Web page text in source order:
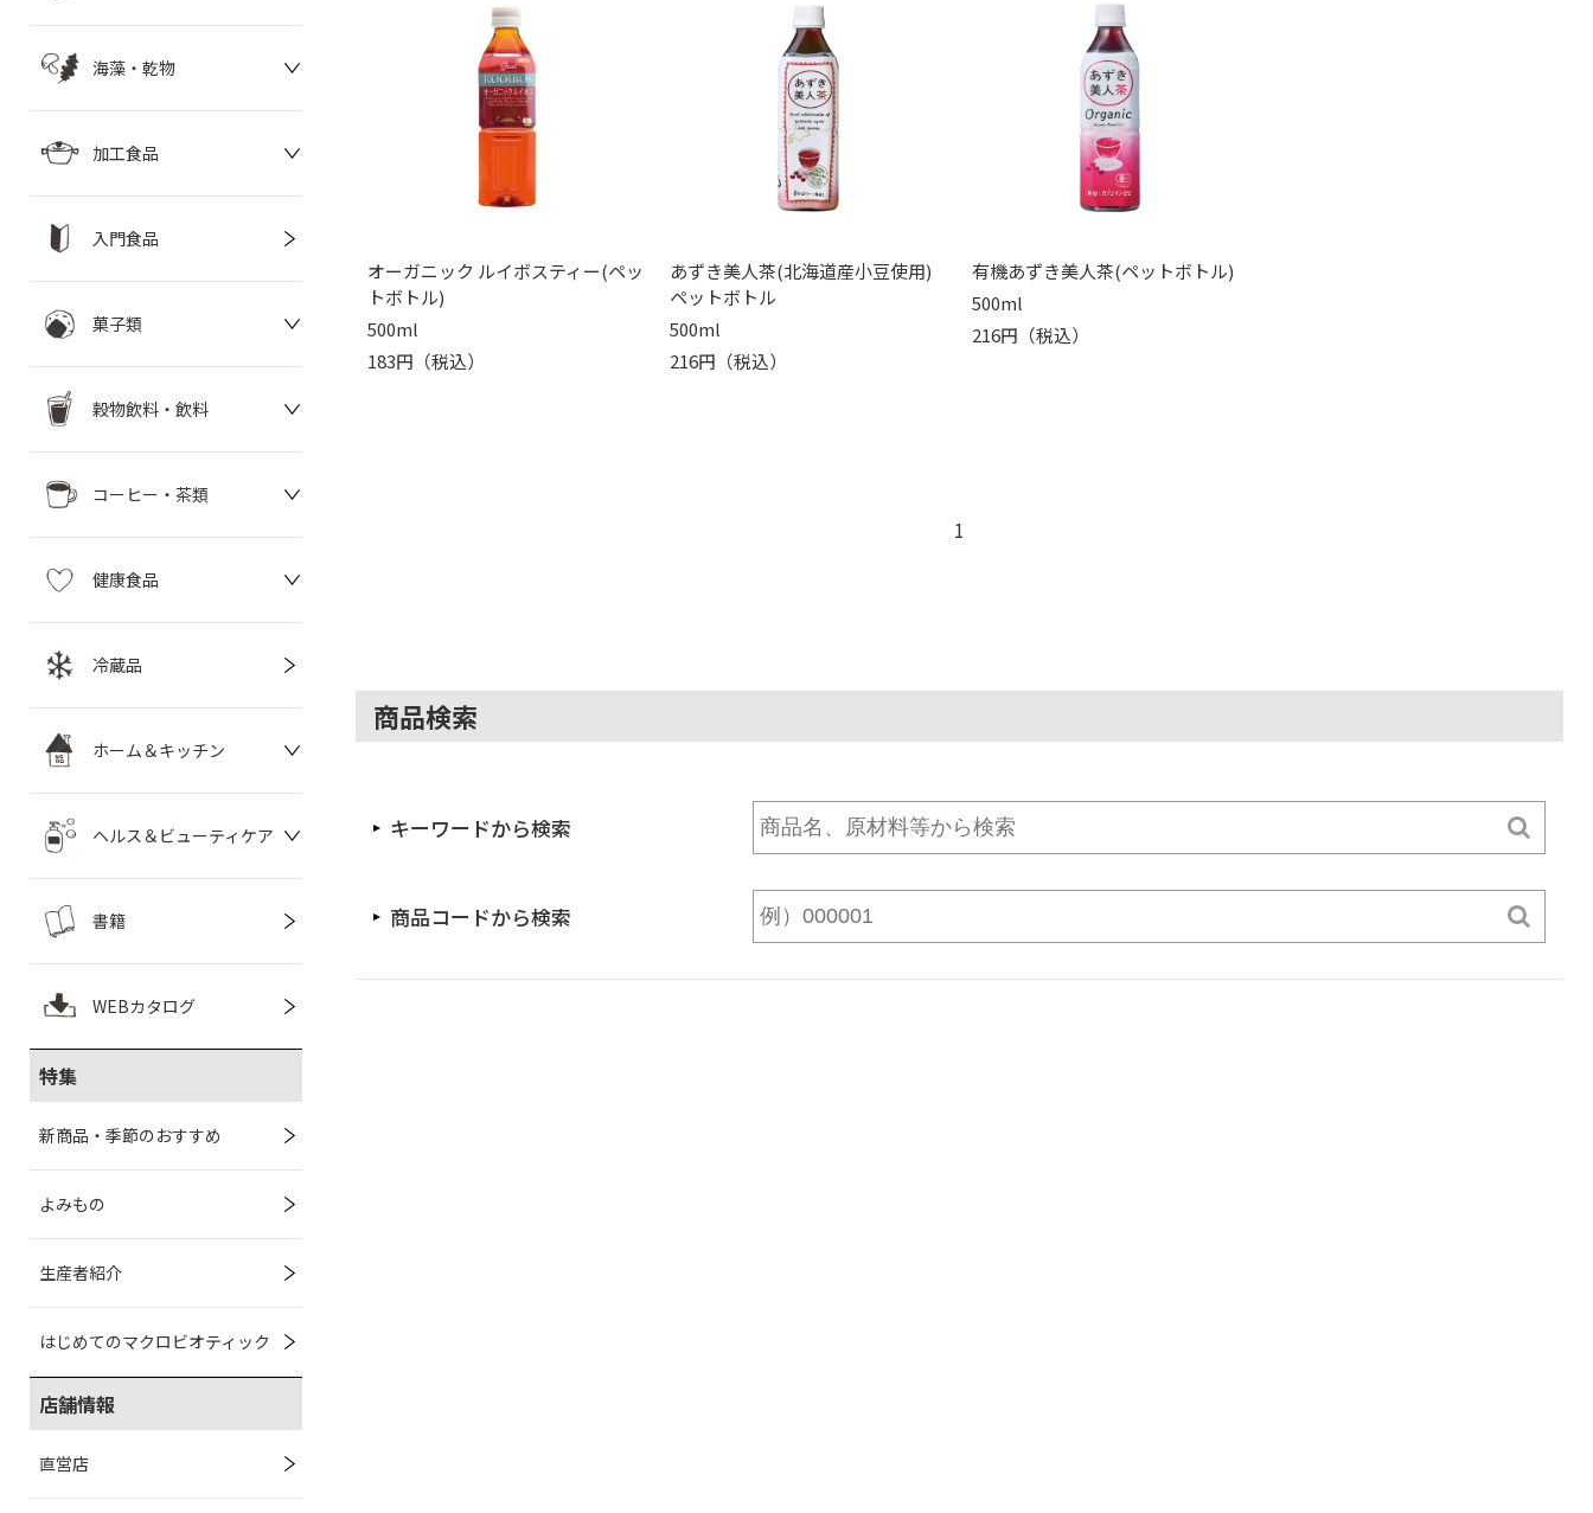
海藻・乾物
加工食品
入門食品
菓子類
穀物飲料・飲料
コーヒー・茶類
健康食品
冷蔵品
ホーム＆キッチン
ヘルス＆ビューティケア
書籍
WEBカタログ
特集
新商品・季節のおすすめ
よみもの
生産者紹介
はじめてのマクロビオティック
店舗情報
直営店
オーガニック ルイボスティー(ペッ
トボトル)
500ml
183円（税込）
あずき美人茶(北海道産小豆使用)
ペットボトル
500ml
216円（税込）
有機あずき美人茶(ペットボトル)
500ml
216円（税込）
1
商品検索
キーワードから検索
商品コードから検索